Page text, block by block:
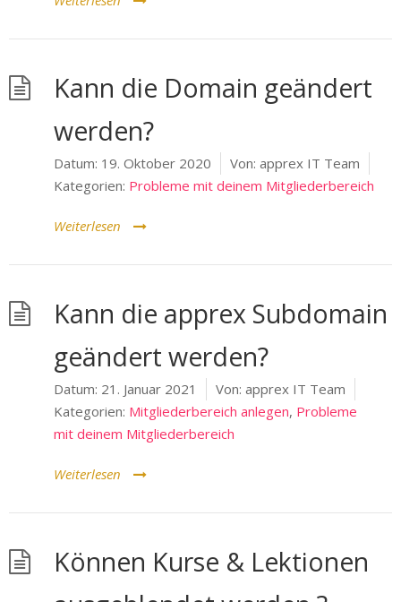
Kann die Domain geändert
werden?
Datum: 19. Oktober 2020 Von: apprex IT Team
Kategorien: Probleme mit deinem Mitgliederbereich
Weiterlesen
Kann die apprex Subdomain
geändert werden?
Datum: 21. Januar 2021 Von: apprex IT Team
Kategorien: Mitgliederbereich anlegen, Probleme
mit deinem Mitgliederbereich
Weiterlesen
Können Kurse & Lektionen